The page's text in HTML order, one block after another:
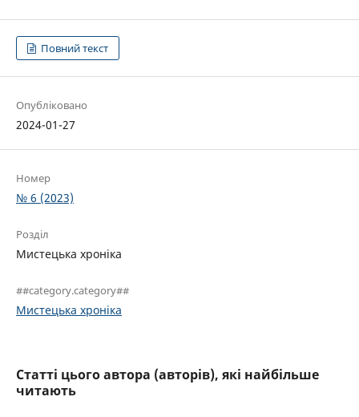
Повний текст
Опубліковано
2024-01-27
Номер
№ 6 (2023)
Розділ
Мистецька хроніка
##category.category##
Мистецька хроніка
Статті цього автора (авторів), які найбільше
читають